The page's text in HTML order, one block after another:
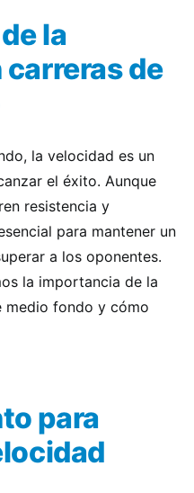
la
de
la velocidad es un
el éxito. Aunque
resistencia y
para mantener un
a los oponentes.
la importancia de la
medio fondo y cómo
para